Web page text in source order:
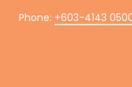
Phone: +603-4143